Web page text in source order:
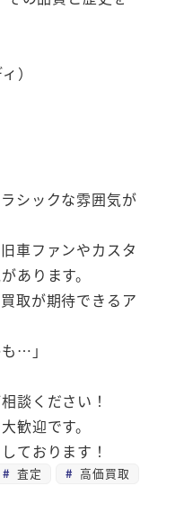
）
シックな雰囲気が
車ファンやカスタ
あります。
取が期待できるア
…」
談ください！
歓迎です。
ております！
査定 高価買取